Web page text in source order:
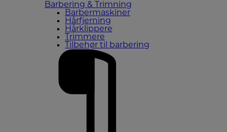
Barbering & Trimning
Barbermaskiner
Hårfjerning
Hårklippere
Trimmere
Tilbehør til barbering